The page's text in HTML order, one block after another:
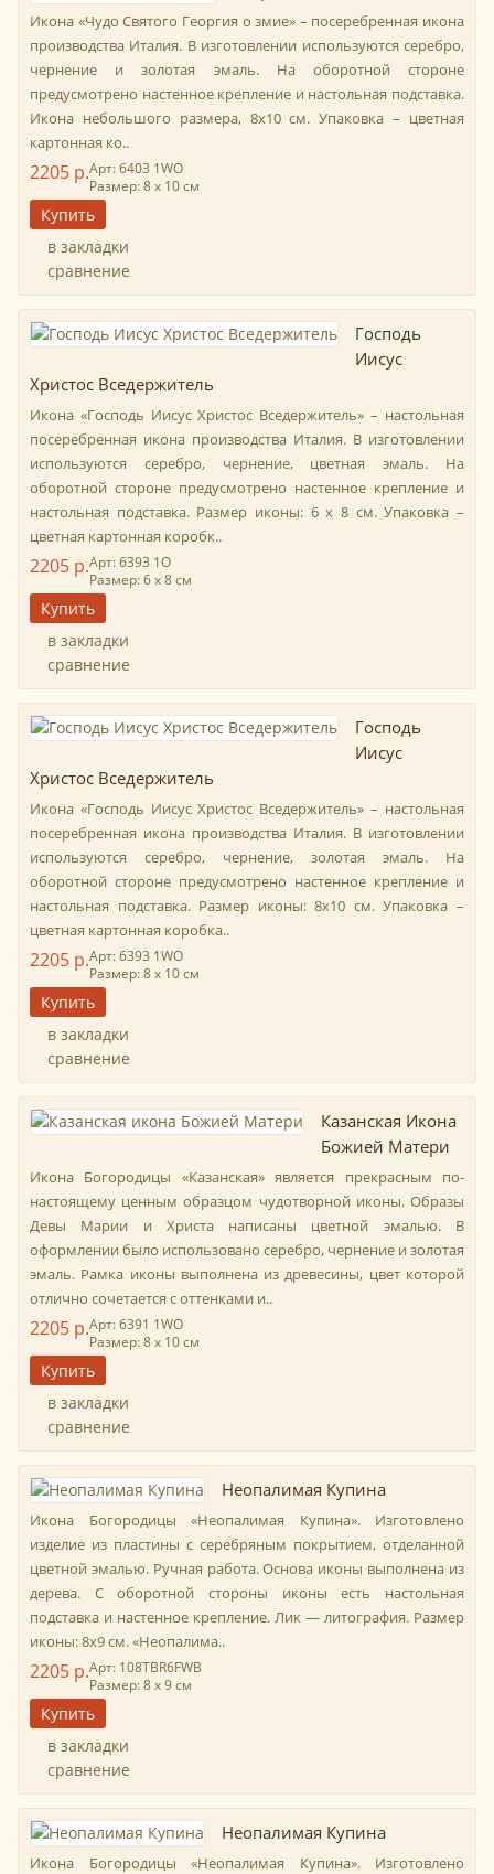
Икона «Чудо Святого Георгия о змие» – посеребренная икона
производства Италия. В изготовлении используются серебро,
чернение и золотая эмаль. На оборотной стороне
предусмотрено настенное крепление и настольная подставка.
Икона небольшого размера, 8х10 см. Упаковка – цветная
картонная ко..
2205 р.Арт: 6403 1WО
Размер: 8 х 10 см
в закладки
сравнение
Господь
Иисус
Христос Вседержитель
Икона «Господь Иисус Христос Вседержитель» – настольная
посеребренная икона производства Италия. В изготовлении
используются серебро, чернение, цветная эмаль. На
оборотной стороне предусмотрено настенное крепление и
настольная подставка. Размер иконы: 6 х 8 см. Упаковка –
цветная картонная коробк..
2205 р.Арт: 6393 1О
Размер: 6 х 8 см
в закладки
сравнение
Господь
Иисус
Христос Вседержитель
Икона «Господь Иисус Христос Вседержитель» – настольная
посеребренная икона производства Италия. В изготовлении
используются серебро, чернение, золотая эмаль. На
оборотной стороне предусмотрено настенное крепление и
настольная подставка. Размер иконы: 8х10 см. Упаковка –
цветная картонная коробка..
2205 р.Арт: 6393 1WO
Размер: 8 х 10 см
в закладки
сравнение
Казанская Икона
Божией Матери
Икона Богородицы «Казанская» является прекрасным по-
настоящему ценным образцом чудотворной иконы. Образы
Девы Марии и Христа написаны цветной эмалью. В
оформлении было использовано серебро, чернение и золотая
эмаль. Рамка иконы выполнена из древесины, цвет которой
отлично сочетается с оттенками и..
2205 р.Арт: 6391 1WO
Размер: 8 х 10 см
в закладки
сравнение
Неопалимая Купина
Икона Богородицы «Неопалимая Купина». Изготовлено
изделие из пластины с серебряным покрытием, отделанной
цветной эмалью. Ручная работа. Основа иконы выполнена из
дерева. С оборотной стороны иконы есть настольная
подставка и настенное крепление. Лик — литография. Размер
иконы: 8х9 см. «Неопалима..
2205 р.Арт: 108TBR6FWВ
Размер: 8 х 9 см
в закладки
сравнение
Неопалимая Купина
Икона Богородицы «Неопалимая Купина». Изготовлено